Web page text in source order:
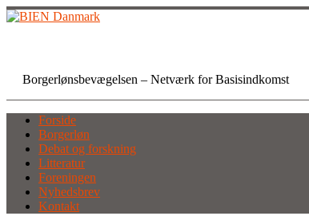
Skip
to
Borgerlønsbevægelsen – Netværk for Basisindkomst
Forside
Borgerløn
Debat og forskning
Litteratur
Foreningen
Nyhedsbrev
Kontakt